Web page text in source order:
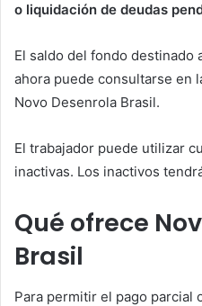
o liquidación de deudas
El saldo del fondo destinado
ahora puede consultarse en
Novo Desenrola Brasil.
El trabajador puede utilizar
inactivas. Los inactivos
Qué ofrece
Brasil
Para permitir el pago parcial